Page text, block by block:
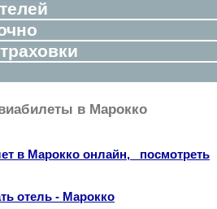
в Марокко
в Марокко онлайн, посмотреть
отель - Марокко